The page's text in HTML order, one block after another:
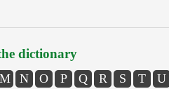
dictionary
M N O P Q R S T U